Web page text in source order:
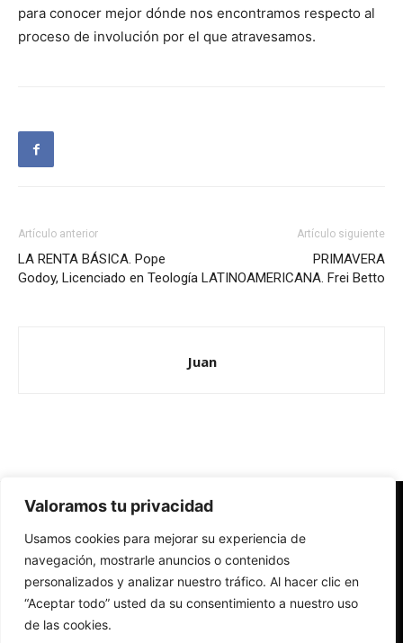
Valoramos tu privacidad
Usamos cookies para mejorar su experiencia de
navegación, mostrarle anuncios o contenidos
personalizados y analizar nuestro tráfico. Al hacer clic en
“Aceptar todo” usted da su consentimiento a nuestro uso
de las cookies.
para conocer mejor dónde nos encontramos respecto al
proceso de involución por el que atravesamos.
Artículo anterior
LA RENTA BÁSICA. Pope
Godoy, Licenciado en Teología
Artículo siguiente
PRIMAVERA
LATINOAMERICANA. Frei Betto
Juan
Redes Cristianas
Una mirada alternativa sobre la Iglesia católica y la sociedad
- Colectivos de Redes Cristianas